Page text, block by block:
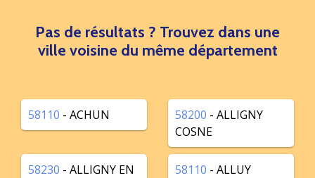
Pas de résultats ? Trouvez dans une
ville voisine du même département
58110 - ACHUN 58200 - ALLIGNY
COSNE
58230 - ALLIGNY EN
58110 - ALLUY